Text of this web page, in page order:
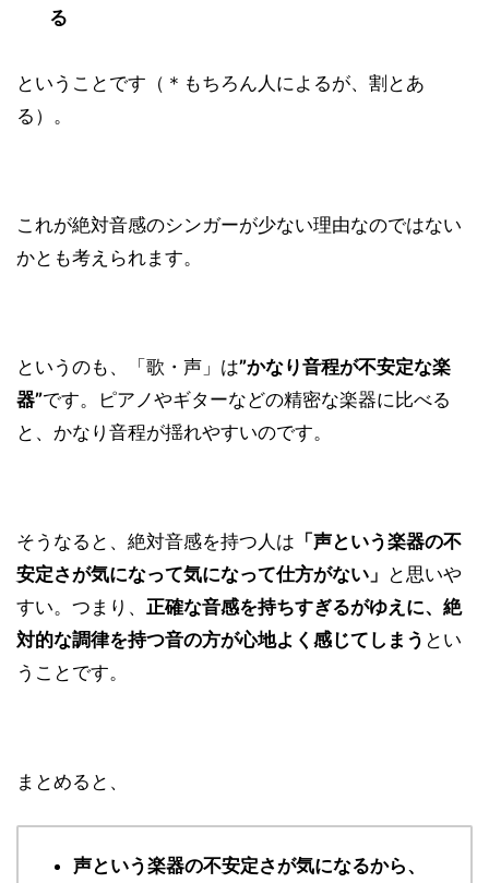
る
ということです（＊もちろん人によるが、割とあ
る）。
これが絶対音感のシンガーが少ない理由なのではない
かとも考えられます。
というのも、「歌・声」は”かなり音程が不安定な楽
器”です。ピアノやギターなどの精密な楽器に比べる
と、かなり音程が揺れやすいのです。
そうなると、絶対音感を持つ人は 「声という楽器の不
安定さが気になって気になって仕方がない」 と思いや
すい。つまり、 正確な音感を持ちすぎるがゆえに、絶
対的な調律を持つ音の方が心地よく感じてしまう とい
うことです。
まとめると、
声という楽器の不安定さが気になるから、